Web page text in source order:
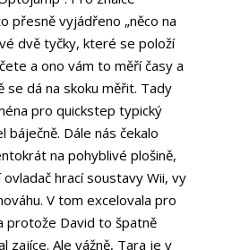
přesně vyjádřeno „něco na
dvě tyčky, které se položí
a ono vám to měří časy a
se dá na skoku měřit. Tady
pro quickstep typický
báječně. Dále nás čekalo
na pohyblivé plošině,
hrací soustavy Wii, vy
V tom excelovala pro
protože David to špatně
zajíce. Ale vážně, Tara je v